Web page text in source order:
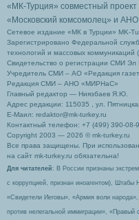
«МК-Турция» совместный проект
«Московский комсомолец» и
Сетевое издание «МК в Турции» MK-
Зарегистрировано Федеральной
технологий и массовых коммуникаций
Свидетельство о регистрации СМИ
Учредитель СМИ – АО «Редакция
Редакция СМИ – АНО «МИРНаС»
Главный редактор — Ниязбаев Я.Ю.
Адрес редакции: 115035 , ул.
Е-Маил: redaktor@mk-turkey.ru
Контактный телефон: +7 (499) 390-08-
Copyright 2003 — 2026 © mk-turkey.ru
Все права защищены. При
на сайт mk-turkey.ru обязательна!
Для читателей : В России признаны
с коррупцией, признан иноагентом), Штабы
«Свидетели Иеговы», «Армия воли
против нелегальной иммиграции»,